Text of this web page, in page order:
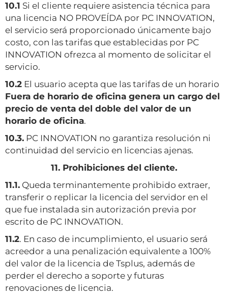
10.1 Si el cliente requiere asistencia técnica para
una licencia NO PROVEÍDA por PC INNOVATION,
el servicio será proporcionado únicamente bajo
costo, con las tarifas que establecidas por PC
INNOVATION ofrezca al momento de solicitar el
servicio.
10.2 El usuario acepta que las tarifas de un horario
Fuera de horario de oficina genera un cargo del
precio de venta del doble del valor de un
horario de oficina.
10.3. PC INNOVATION no garantiza resolución ni
continuidad del servicio en licencias ajenas.
11. Prohibiciones del cliente.
11.1. Queda terminantemente prohibido extraer,
transferir o replicar la licencia del servidor en el
que fue instalada sin autorización previa por
escrito de PC INNOVATION.
11.2. En caso de incumplimiento, el usuario será
acreedor a una penalización equivalente a 100%
del valor de la licencia de Tsplus, además de
perder el derecho a soporte y futuras
renovaciones de licencia.